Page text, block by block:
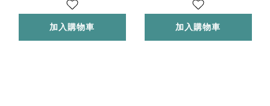
加入購物車 加入購物車